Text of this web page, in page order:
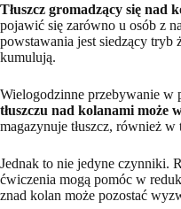
Tłuszcz gromadzący się nad
pojawić się zarówno u osób z
powstawania jest siedzący tryb
kumulują.
Wielogodzinne przebywanie w
tłuszczu nad kolanami może
magazynuje tłuszcz, również w
Jednak to nie jedyne czynniki.
ćwiczenia mogą pomóc w
znad kolan może pozostać